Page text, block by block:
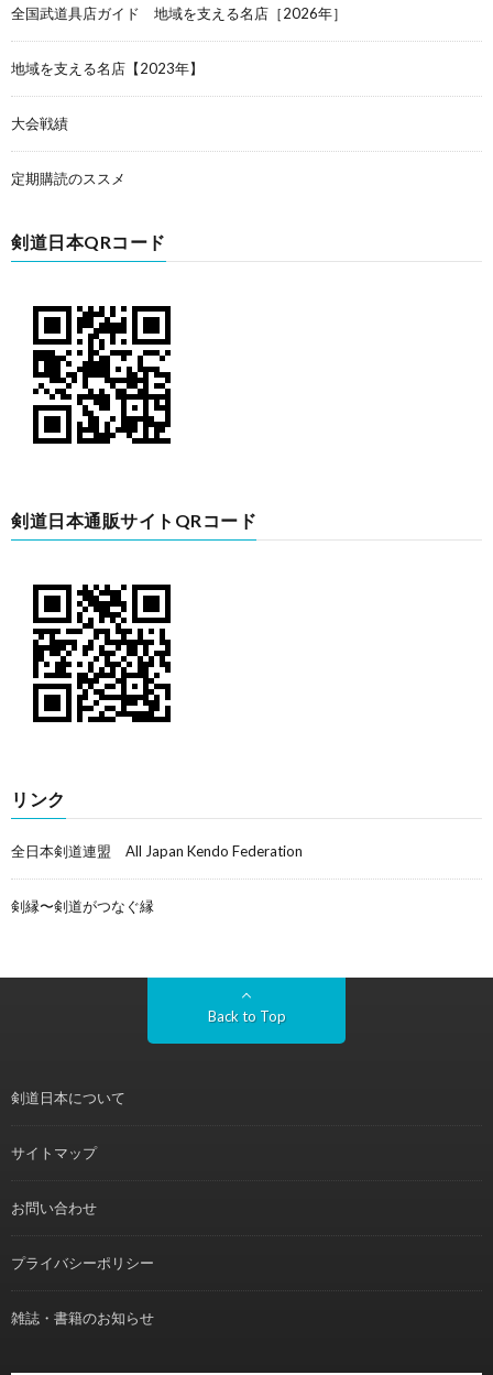
全国武道具店ガイド 地域を支える名店［2026年］
地域を支える名店【2023年】
大会戦績
定期購読のススメ
剣道日本QRコード
剣道日本通販サイトQRコード
リンク
全日本剣道連盟 All Japan Kendo Federation
剣縁〜剣道がつなぐ縁
Back to Top
剣道日本について
サイトマップ
お問い合わせ
プライバシーポリシー
雑誌・書籍のお知らせ